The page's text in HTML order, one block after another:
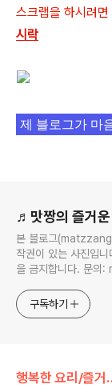
스크랩을 하시려
시락
제 블로그가 마
♬맛짱의 즐거
본 블로그
작권이 있는 사진입
을 금지
구독하기
행복한